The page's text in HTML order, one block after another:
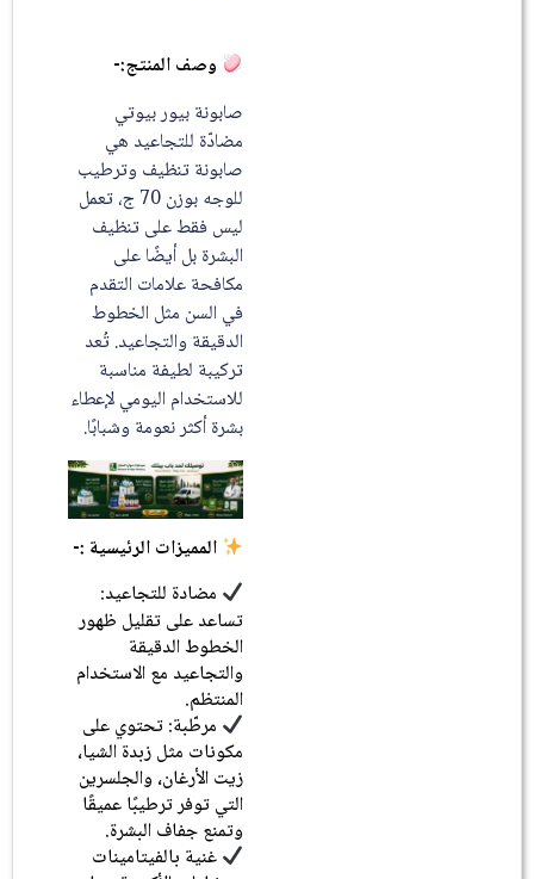
وصف المنتج:-
صابونة بيور بيوتي
مضادّة للتجاعيد هي
صابونة تنظيف وترطيب
للوجه بوزن 70 ج، تعمل
ليس فقط على تنظيف
البشرة بل أيضًا على
مكافحة علامات التقدم
في السن مثل الخطوط
الدقيقة والتجاعيد. تُعد
تركيبة لطيفة مناسبة
للاستخدام اليومي لإعطاء
بشرة أكثر نعومة وشبابًا.
المميزات الرئيسية :-
مضادة للتجاعيد:
تساعد على تقليل ظهور
الخطوط الدقيقة
والتجاعيد مع الاستخدام
المنتظم.
مرطّبة: تحتوي على
مكونات مثل زبدة الشيا،
زيت الأرغان، والجلسرين
التي توفر ترطيبًا عميقًا
وتمنع جفاف البشرة.
غنية بالفيتامينات